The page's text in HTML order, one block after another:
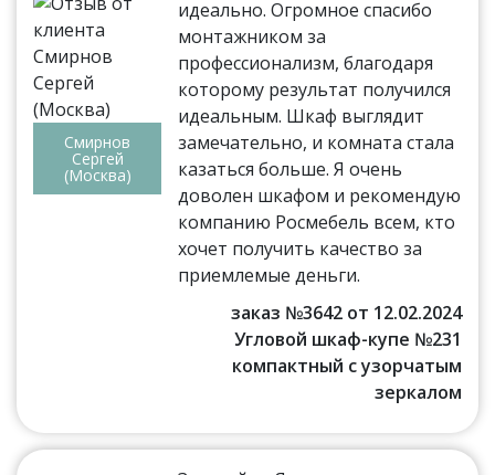
Смирнов
Сергей
(Москва)
идеально. Огромное спасибо
монтажником за
профессионализм, благодаря
которому результат получился
идеальным. Шкаф выглядит
замечательно, и комната стала
казаться больше. Я очень
доволен шкафом и рекомендую
компанию Росмебель всем, кто
хочет получить качество за
приемлемые деньги.
заказ №3642 от 12.02.2024
Угловой шкаф-купе №231
компактный с узорчатым
зеркалом